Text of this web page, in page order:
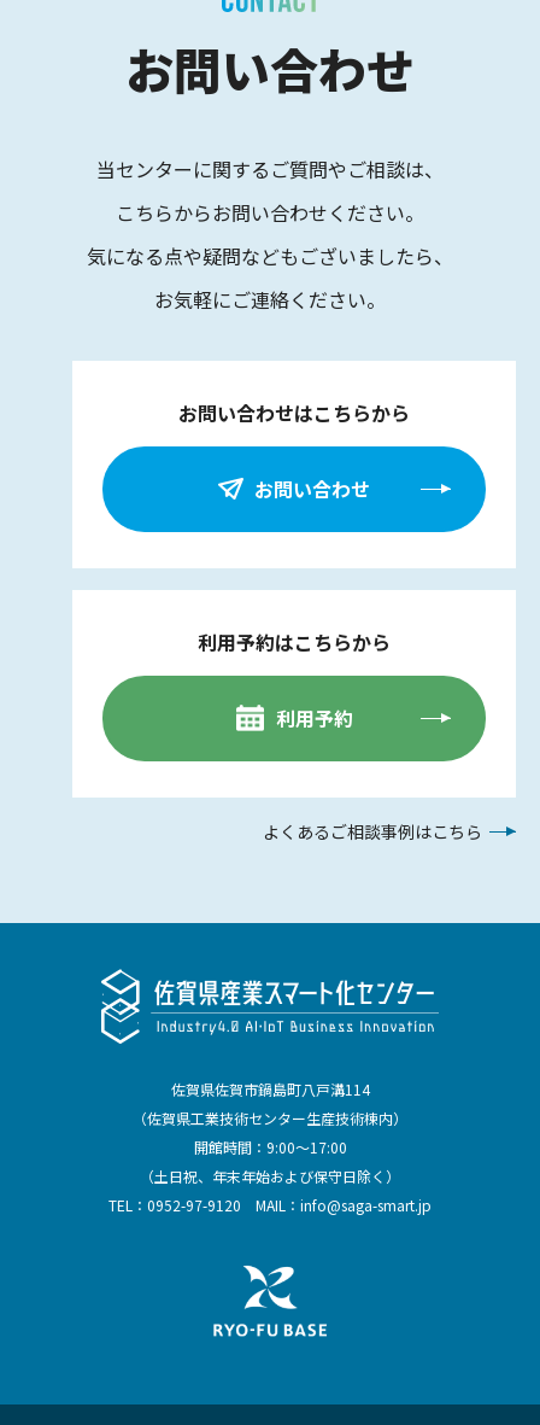
お問い合わせ
当センターに関するご質問やご相談は、
こちらからお問い合わせください。
気になる点や疑問などもございましたら、
お気軽にご連絡ください。
お問い合わせはこちらから
お問い合わせ
利用予約はこちらから
利用予約
よくあるご相談事例はこちら
佐賀県佐賀市鍋島町八戸溝114
（佐賀県工業技術センター生産技術棟内）
開館時間：9:00～17:00
（土日祝、年末年始および保守日除く）
TEL： 0952-97-9120 MAIL： info@saga-smart.jp